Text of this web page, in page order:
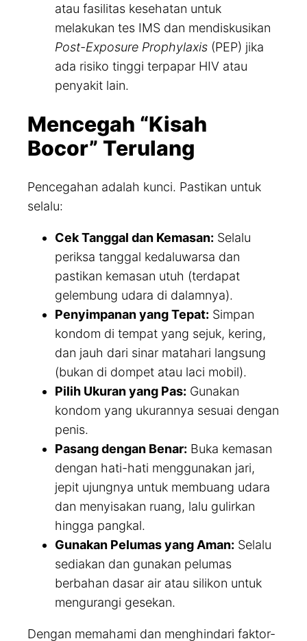
atau fasilitas kesehatan untuk
melakukan tes IMS dan mendiskusikan
Post-Exposure Prophylaxis (PEP) jika
ada risiko tinggi terpapar HIV atau
penyakit lain.
Mencegah “Kisah
Bocor” Terulang
Pencegahan adalah kunci. Pastikan untuk
selalu:
Cek Tanggal dan Kemasan: Selalu
periksa tanggal kedaluwarsa dan
pastikan kemasan utuh (terdapat
gelembung udara di dalamnya).
Penyimpanan yang Tepat: Simpan
kondom di tempat yang sejuk, kering,
dan jauh dari sinar matahari langsung
(bukan di dompet atau laci mobil).
Pilih Ukuran yang Pas: Gunakan
kondom yang ukurannya sesuai dengan
penis.
Pasang dengan Benar: Buka kemasan
dengan hati-hati menggunakan jari,
jepit ujungnya untuk membuang udara
dan menyisakan ruang, lalu gulirkan
hingga pangkal.
Gunakan Pelumas yang Aman: Selalu
sediakan dan gunakan pelumas
berbahan dasar air atau silikon untuk
mengurangi gesekan.
Dengan memahami dan menghindari faktor-